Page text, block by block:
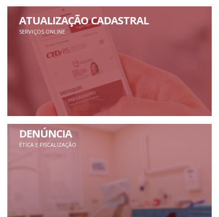
ATUALIZAÇÃO CADASTRAL
SERVIÇOS ONLINE
DENÚNCIA
ÉTICA E FISCALIZAÇÃO